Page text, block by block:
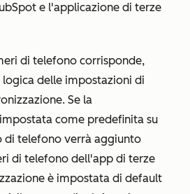
e l'applicazione di terze
di telefono corrisponde,
logica delle impostazioni di
Se la
come predefinita su
di telefono verrà aggiunto
di telefono dell'app di terze
è impostata di default